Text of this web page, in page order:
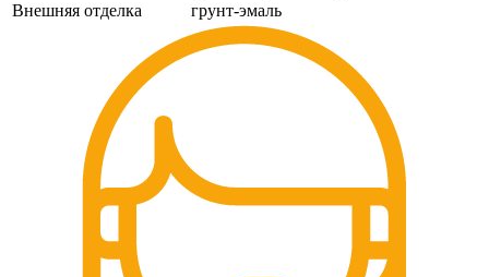
Внешняя отделка
грунт-эмаль